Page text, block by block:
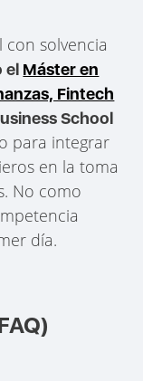
con solvencia
el Máster en
Fintech
School
para integrar
en la toma
No como
día.